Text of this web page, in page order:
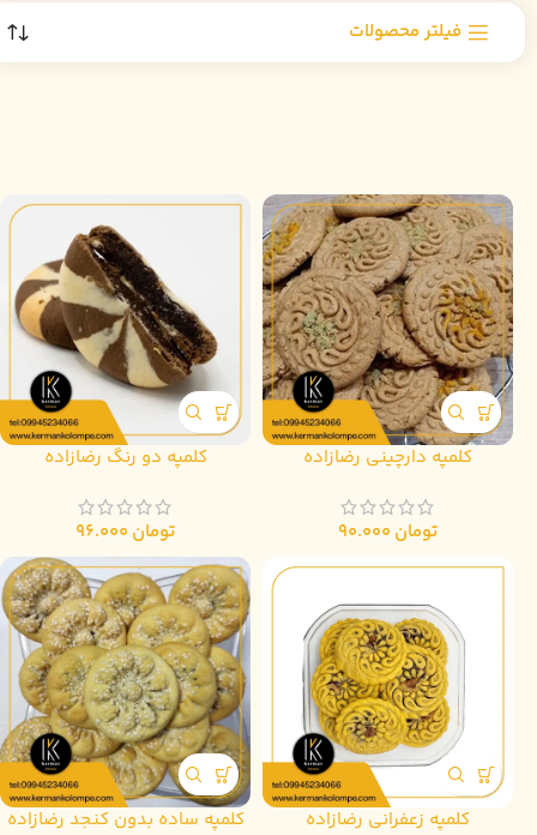
فیلتر محصولات
کلمپه دارچینی رضازاده
تومان
کلمپه دو رنگ رضازاده
تومان
کلمپه زعفرانی رضازاده کلمپه ساده بدون کنجد رضازاده